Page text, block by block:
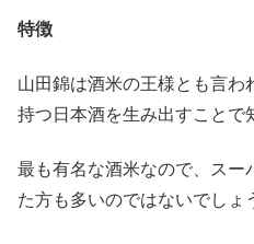
特徴
山田錦は酒米の王様とも言わ
持つ日本酒を生み出すことで
最も有名な酒米なので、スー
た方も多いのではないでしょ